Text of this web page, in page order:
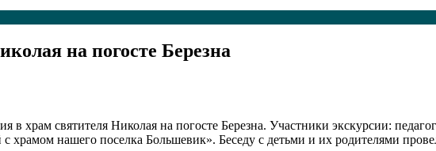
на погосте Березна
в храм святителя Николая на погосте Березна. Участники экскурсии:
храмом нашего поселка Большевик». Беседу с детьми и их родителями